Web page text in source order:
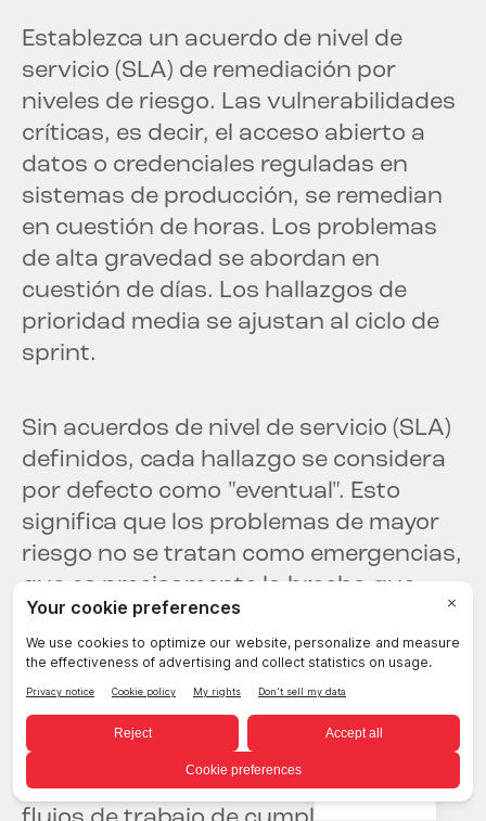
Establezca un acuerdo de nivel de
servicio (SLA) de remediación por
niveles de riesgo. Las vulnerabilidades
críticas, es decir, el acceso abierto a
datos o credenciales reguladas en
sistemas de producción, se remedian
en cuestión de horas. Los problemas
de alta gravedad se abordan en
cuestión de días. Los hallazgos de
prioridad media se ajustan al ciclo de
sprint.
Sin acuerdos de nivel de servicio (SLA)
definidos, cada hallazgo se considera
por defecto como "eventual". Esto
significa que los problemas de mayor
riesgo no se tratan como emergencias,
que es precisamente la brecha que
explotan tanto los atacantes como los
auditores.
Automatice la aplicación de políticas
para GDPR, HIPAA, PCI DSS y la Ley de
IA de la UE desde el primer día. No cree
Spanish